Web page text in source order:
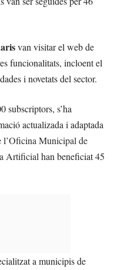
van visitar el web de
funcionalitats, incloent el
i novetats del sector.
subscriptors, s’ha
actualizada i adaptada
l’Oficina Municipal de
Artificial han beneficiat 45
a municipis de